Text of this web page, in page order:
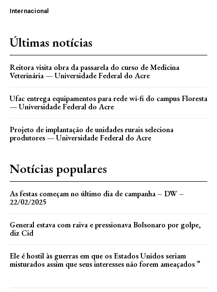
Internacional
Últimas notícias
Reitora visita obra da passarela do curso de Medicina
Veterinária — Universidade Federal do Acre
Ufac entrega equipamentos para rede wi-fi do campus Floresta
— Universidade Federal do Acre
Projeto de implantação de unidades rurais seleciona
produtores — Universidade Federal do Acre
Notícias populares
As festas começam no último dia de campanha – DW –
22/02/2025
General estava com raiva e pressionava Bolsonaro por golpe,
diz Cid
Ele é hostil às guerras em que os Estados Unidos seriam
misturados assim que seus interesses não forem ameaçados ”